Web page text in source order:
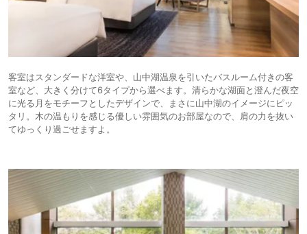
客室はスタンダードな洋室や、山中湖温泉を引いたバスルーム付きの客
室など、大きく分けて6タイプから選べます。清らかな湖面と澄んだ夜空
に光る月をモチーフとしたデザインで、まさに山中湖のイメージにピッ
タリ。木の温もりを感じる優しい雰囲気のお部屋なので、肩の力を抜い
てゆっくり過ごせますよ。